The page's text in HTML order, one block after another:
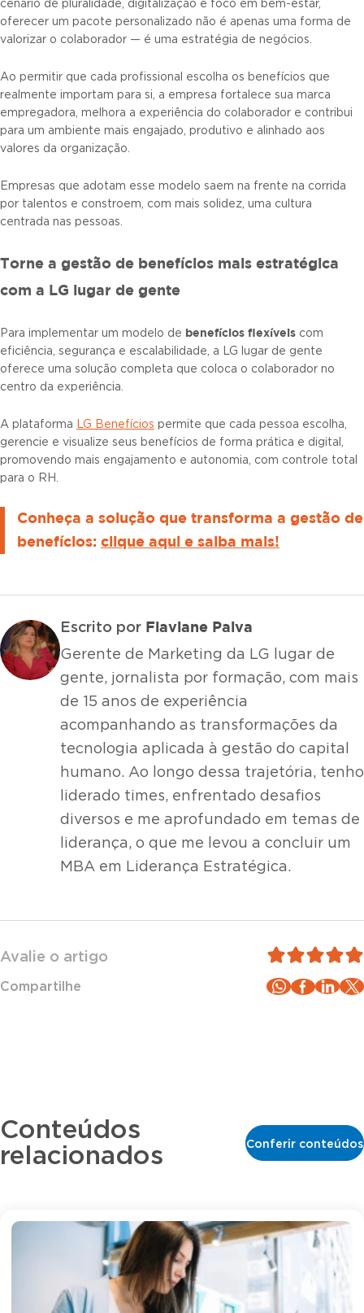
cenário de pluralidade, digitalização e foco em bem-estar,
oferecer um pacote personalizado não é apenas uma forma de
valorizar o colaborador — é uma estratégia de negócios.
Ao permitir que cada profissional escolha os benefícios que
realmente importam para si, a empresa fortalece sua marca
empregadora, melhora a experiência do colaborador e contribui
para um ambiente mais engajado, produtivo e alinhado aos
valores da organização.
Empresas que adotam esse modelo saem na frente na corrida
por talentos e constroem, com mais solidez, uma cultura
centrada nas pessoas.
Torne a gestão de benefícios mais estratégica
com a LG lugar de gente
Para implementar um modelo de benefícios flexíveis com
eficiência, segurança e escalabilidade, a LG lugar de gente
oferece uma solução completa que coloca o colaborador no
centro da experiência.
A plataforma LG Benefícios permite que cada pessoa escolha,
gerencie e visualize seus benefícios de forma prática e digital,
promovendo mais engajamento e autonomia, com controle total
para o RH.
Conheça a solução que transforma a gestão de
benefícios: clique aqui e saiba mais!
Escrito por Flaviane Paiva
Gerente de Marketing da LG lugar de
gente, jornalista por formação, com mais
de 15 anos de experiência
acompanhando as transformações da
tecnologia aplicada à gestão do capital
humano. Ao longo dessa trajetória, tenho
liderado times, enfrentado desafios
diversos e me aprofundado em temas de
liderança, o que me levou a concluir um
MBA em Liderança Estratégica.
Avalie o artigo
Compartilhe
Conteúdos
relacionados
Conferir conteúdos